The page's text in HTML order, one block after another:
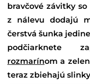
bravčové závitky
z nálevu dodajú
čerstvá šunka
podčiarknete
rozmarínom a
teraz zbiehajú